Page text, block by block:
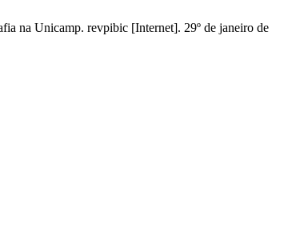
na Unicamp. revpibic [Internet]. 29º de janeiro de